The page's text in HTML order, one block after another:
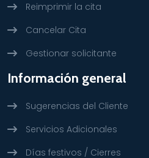
Reimprimir la cita
Cancelar Cita
Gestionar solicitante
Información general
Sugerencias del Cliente
Servicios Adicionales
Días festivos / Cierres